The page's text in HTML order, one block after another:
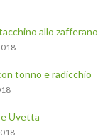
allo zafferano
tonno e radicchio
Uvetta